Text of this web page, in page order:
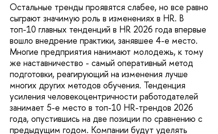
Остальные тренды проявятся слабее, но все равно
сыграют значимую роль в изменениях в HR. В
топ-10 главных тенденций в HR 2026 года впервые
вошло внедрение практики, занявшее 4-е место.
Многие предприятия нанимают молодежь, к тому
же наставничество - самый оперативный метод
подготовки, реагирующий на изменения лучше
многих других методов обучения. Тенденция
усиления человекоцентричности работодателей
занимает 5-е место в топ-10 HR-трендов 2026
года, опустившись на две позиции по сравнению с
предыдущим годом. Компании будут уделять